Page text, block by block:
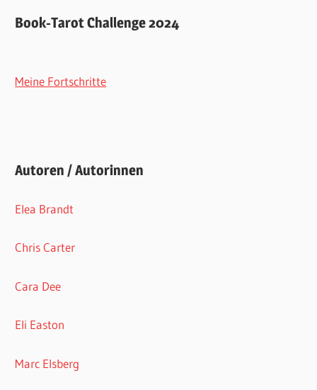
Book-Tarot Challenge 2024
Meine Fortschritte
Autoren / Autorinnen
Elea Brandt
Chris Carter
Cara Dee
Eli Easton
Marc Elsberg